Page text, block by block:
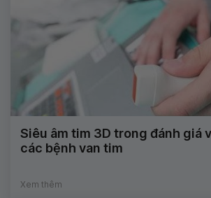
Siêu âm tim 3D trong đánh giá
các bệnh van tim
Xem thêm